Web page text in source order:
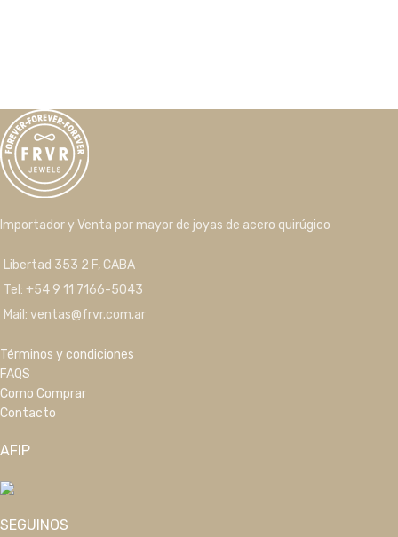
Importador y Venta por mayor de joyas de acero quirúgico
Libertad 353 2 F, CABA
Tel: +54 9 11 7166-5043
Mail: ventas@frvr.com.ar
Términos y condiciones
FAQS
Como Comprar
Contacto
AFIP
SEGUINOS